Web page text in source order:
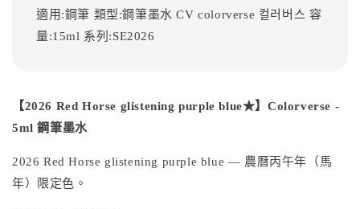
適用:鋼筆 類型:鋼筆墨水CVcolorverse 컬러버스 容
量:15ml 系列:SE2026
【2026 Red Horse glistening purple blue★】Colorverse -
5ml 鋼筆墨水
2026 Red Horse glistening purple blue — 農曆丙午年（馬
年）限定色。